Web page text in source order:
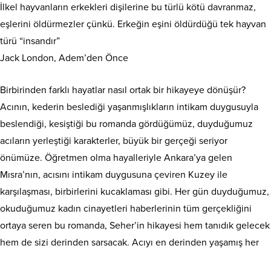
İlkel hayvanların erkekleri dişilerine bu türlü kötü davranmaz,
eşlerini öldürmezler çünkü. Erkeğin eşini öldürdüğü tek hayvan
türü “insandır”
Jack London, Adem’den Önce
Birbirinden farklı hayatlar nasıl ortak bir hikayeye dönüşür?
Acının, kederin beslediği yaşanmışlıkların intikam duygusuyla
beslendiği, kesiştiği bu romanda gördüğümüz, duyduğumuz
acıların yerleştiği karakterler, büyük bir gerçeği seriyor
önümüze. Öğretmen olma hayalleriyle Ankara’ya gelen
Mısra’nın, acısını intikam duygusuna çeviren Kuzey ile
karşılaşması, birbirlerini kucaklaması gibi. Her gün duyduğumuz,
okuduğumuz kadın cinayetleri haberlerinin tüm gerçekliğini
ortaya seren bu romanda, Seher’in hikayesi hem tanıdık gelecek
hem de sizi derinden sarsacak. Acıyı en derinden yaşamış her